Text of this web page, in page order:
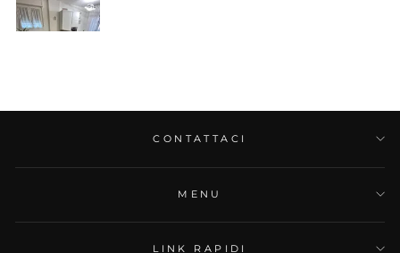
Divano nabucco consigliato
Ho acquistato due divani letto nabucco blu navy con
CONTATTACI
MENU
LINK RAPIDI